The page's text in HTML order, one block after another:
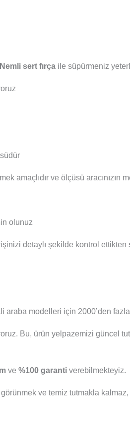
Nemli sert fırça ile süpürmeniz
amaçlıdır ve ölçüsü aracınızın
olunuz
detaylı şekilde kontrol ettikten
modelleri için 2000’den
Bu, ürün yelpazemizi güncel
ve %100 garanti verebilmekteyiz.
ve temiz tutmakla